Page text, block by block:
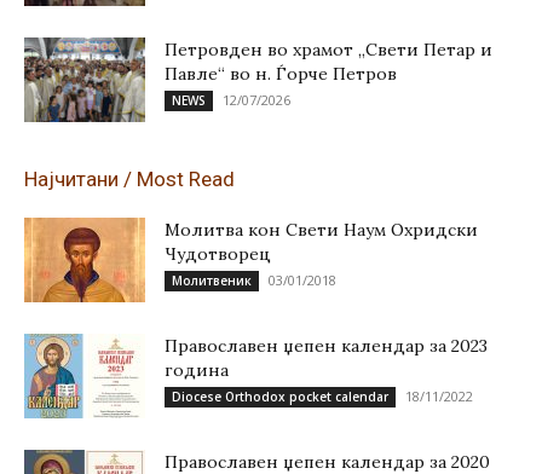
Петровден во храмот „Свети Петар и
Павле“ во н. Ѓорче Петров
NEWS 12/07/2026
Најчитани / Most Read
Молитва кон Свети Наум Охридски
Чудотворец
Молитвеник 03/01/2018
Православен џепен календар за 2023
година
Diocese Orthodox pocket calendar 18/11/2022
Православен џепен календар за 2020